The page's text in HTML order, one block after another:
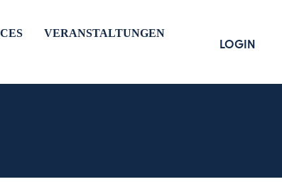
VERANSTALTUNGEN
LOGIN